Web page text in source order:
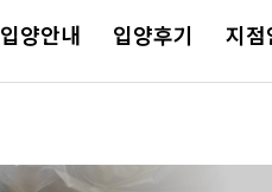
입양안내 입양후기 지점